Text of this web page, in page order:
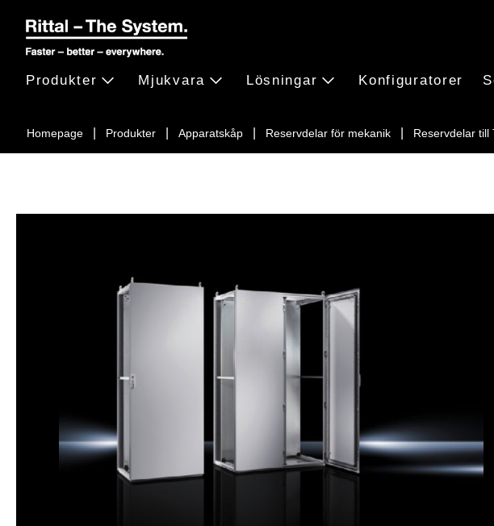
Homepage Produkter Apparatskåp Reservdelar för mekanik Reservdelar till
Produkter Mjukvara Lösningar Konfiguratorer